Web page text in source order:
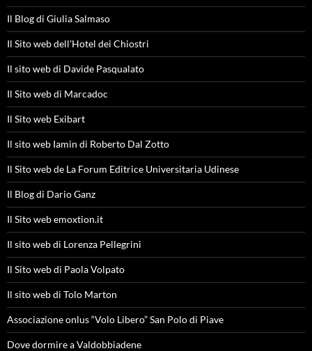
Il Blog di Giulia Salmaso
Il Sito web dell'Hotel dei Chiostri
Il sito web di Davide Pasqualato
Il Sito web di Marcadoc
Il Sito web Exibart
Il sito web Iamin di Roberto Dal Zotto
Il Sito web de La Forum Editrice Universitaria Udinese
Il Blog di Dario Ganz
Il Sito web emoxtion.it
Il sito web di Lorenza Pellegrini
Il Sito web di Paola Volpato
Il sito web di Tolo Marton
Associazione onlus “Volo Libero” San Polo di Piave
Dove dormire a Valdobbiadene